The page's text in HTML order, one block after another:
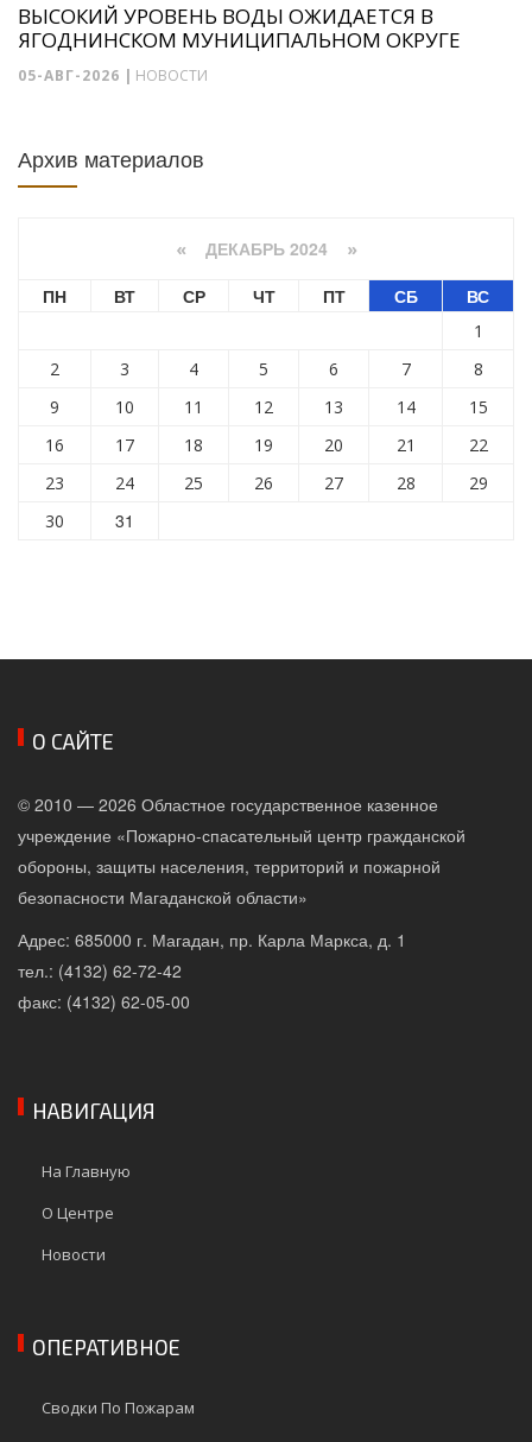
ВЫСОКИЙ УРОВЕНЬ ВОДЫ ОЖИДАЕТСЯ В
ЯГОДНИНСКОМ МУНИЦИПАЛЬНОМ ОКРУГЕ
05-АВГ-2026 | НОВОСТИ
Архив материалов
« ДЕКАБРЬ 2024 »
ПН ВТ СР ЧТ ПТ СБ ВС
1
2
3 4 5 6 7
8
9
10 11 12 13 14
15
16
17 18 19 20 21
22
23
24 25 26 27 28
29
30
31
О САЙТЕ
© 2010 — 2026 Областное государственное казенное
учреждение «Пожарно-спасательный центр гражданской
обороны, защиты населения, территорий и пожарной
безопасности Магаданской области»
Адрес: 685000 г. Магадан, пр. Карла Маркса, д. 1
тел.: (4132) 62-72-42
факс: (4132) 62-05-00
НАВИГАЦИЯ
На Главную
О Центре
Новости
ОПЕРАТИВНОЕ
Сводки По Пожарам